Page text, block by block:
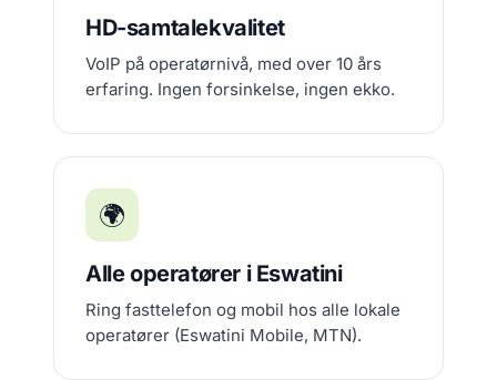
HD-samtalekvalitet
VoIP på operatørnivå, med over 10 års
erfaring. Ingen forsinkelse, ingen ekko.
🌍
Alle operatører i Eswatini
Ring fasttelefon og mobil hos alle lokale
operatører (Eswatini Mobile, MTN).